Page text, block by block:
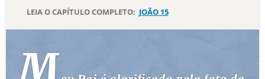
ESBOÇOS DE PREGAÇÃO
PERGUNTE À BÍBLIA
LEIA O CAPÍTULO COMPLETO: JOÃO 15